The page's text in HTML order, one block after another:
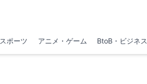
スポーツ アニメ・ゲーム BtoB・ビジネス